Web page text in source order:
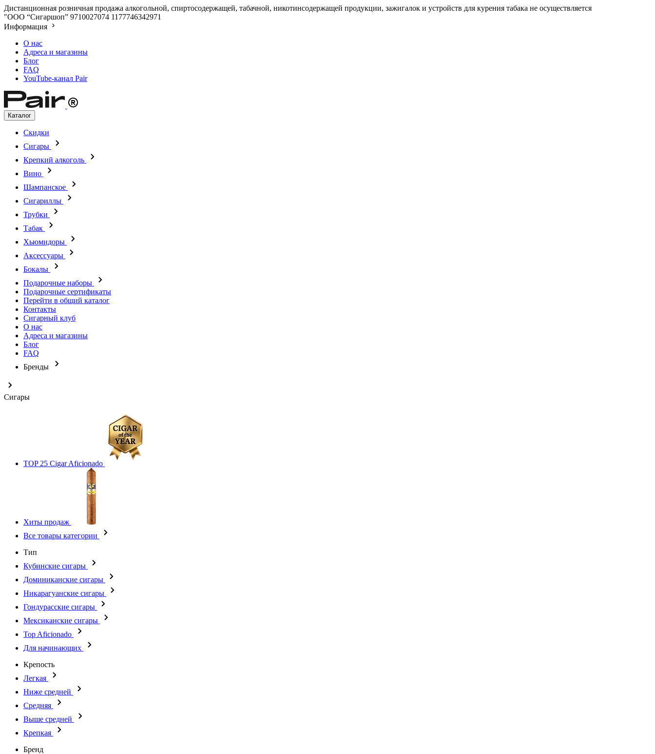
Дистанционная розничная продажа алкогольной, спиртосодержащей, табачной, никотинсодержащей продукции, зажигалок и устройств для курения табака не осуществляется
"ООО “Сигаршоп” 9710027074 1177746342971
Информация
О нас
Адреса и магазины
Блог
FAQ
YouTube-канал Pair
Каталог
Скидки
Сигары
Крепкий алкоголь
Вино
Шампанское
Сигариллы
Трубки
Табак
Хьюмидоры
Аксессуары
Бокалы
Подарочные наборы
Подарочные сертификаты
Перейти в общий каталог
Контакты
Сигарный клуб
О нас
Адреса и магазины
Блог
FAQ
Бренды
Сигары
TOP 25 Cigar Aficionado
Хиты продаж
Все товары категории
Тип
Кубинские сигары
Доминиканские сигары
Никарагуанские сигары
Гондурасские сигары
Мексиканские сигары
Top Aficionado
Для начинающих
Крепость
Легкая
Ниже средней
Средняя
Выше средней
Крепкая
Бренд